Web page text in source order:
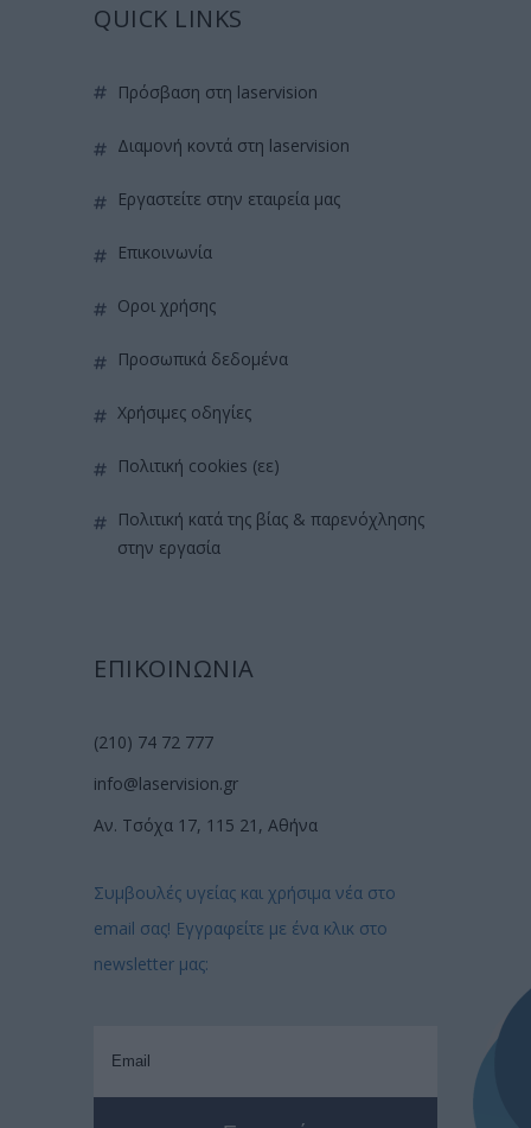
QUICK LINKS
πρόσβαση στη laservision
διαμονή κοντά στη laservision
εργαστείτε στην εταιρεία μας
επικοινωνία
όροι χρήσης
προσωπικά δεδομένα
χρήσιμες οδηγίες
πολιτική cookies (εε)
πολιτική κατά της βίας & παρενόχλησης
στην εργασία
ΕΠΙΚΟΙΝΩΝΙΑ
(210) 74 72 777
info@laservision.gr
Αν. Τσόχα 17, 115 21, Αθήνα
Συμβουλές υγείας και χρήσιμα νέα στο
email σας! Εγγραφείτε με ένα κλικ στο
newsletter μας: